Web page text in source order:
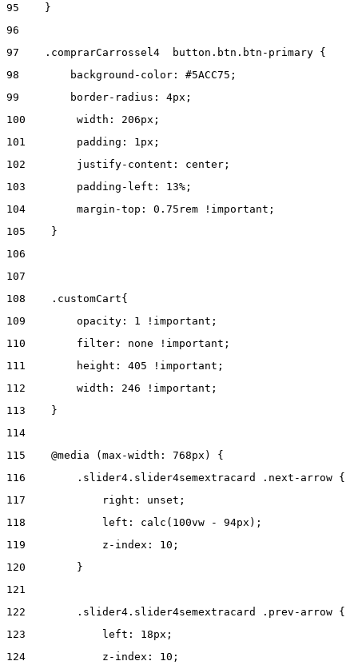
95
    }
96
97
    .comprarCarrossel4  button.btn.btn-primary {
98
        background-color: #5ACC75;
99
        border-radius: 4px;
100
        width: 206px;
101
        padding: 1px;
102
        justify-content: center;
103
        padding-left: 13%;
104
        margin-top: 0.75rem !important;
105
    }
106
107
108
    .customCart{
109
        opacity: 1 !important;
110
        filter: none !important;
111
        height: 405 !important;
112
        width: 246 !important;
113
    }
114
115
    @media (max-width: 768px) {
116
        .slider4.slider4semextracard .next-arrow {
117
            right: unset;
118
            left: calc(100vw - 94px);
119
            z-index: 10;
120
        }
121
122
        .slider4.slider4semextracard .prev-arrow {
123
            left: 18px;
124
            z-index: 10;